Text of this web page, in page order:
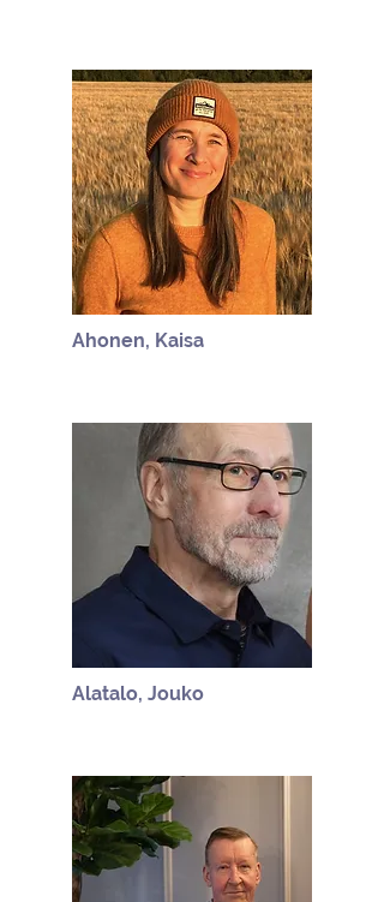
Ahonen, Kaisa
Alatalo, Jouko